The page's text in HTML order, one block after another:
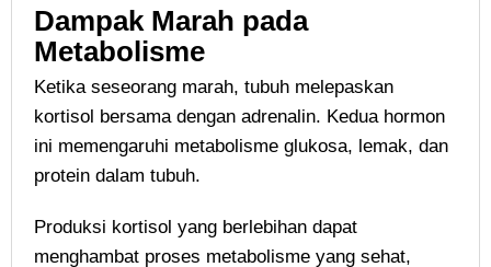
Dampak Marah pada
Metabolisme
Ketika seseorang marah, tubuh melepaskan
kortisol bersama dengan adrenalin. Kedua hormon
ini memengaruhi metabolisme glukosa, lemak, dan
protein dalam tubuh.
Produksi kortisol yang berlebihan dapat
menghambat proses metabolisme yang sehat,